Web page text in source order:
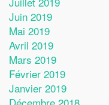
Juin 2019
Mai 2019
Avril 2019
Mars 2019
Février 2019
Janvier 2019